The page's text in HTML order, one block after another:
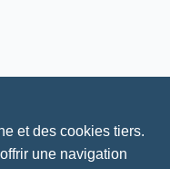
et des cookies tiers.
une navigation